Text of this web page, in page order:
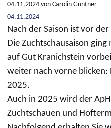
04.11.2024 von Carolin Güntner
04.11.2024
Nach der Saison ist vor der
Die Zuchtschausaison
auf Gut Kranichstein
weiter nach vorne blicken:
2025.
Auch in 2025 wird der
Zuchtschauen und